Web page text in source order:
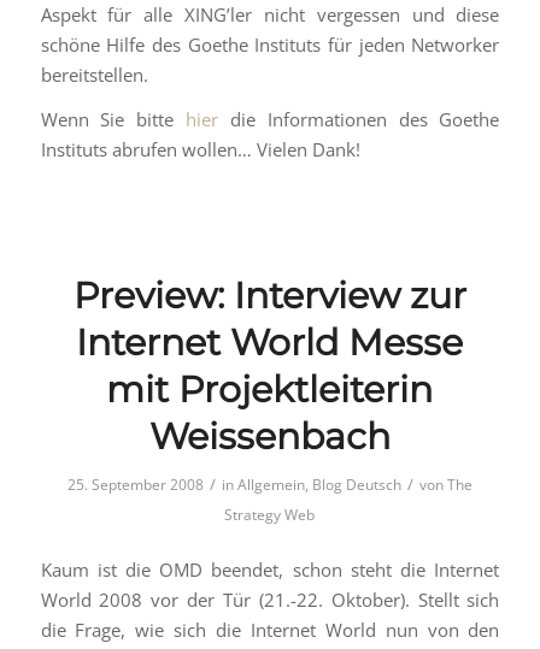
Aspekt für alle XING’ler nicht vergessen und diese
schöne Hilfe des Goethe Instituts für jeden Networker
bereitstellen.
Wenn Sie bitte hier die Informationen des Goethe
Instituts abrufen wollen… Vielen Dank!
Preview: Interview zur
Internet World Messe
mit Projektleiterin
Weissenbach
25. September 2008 / inAllgemein, Blog Deutsch / vonThe
Strategy Web
Kaum ist die OMD beendet, schon steht die Internet
World 2008 vor der Tür (21.-22. Oktober). Stellt sich
die Frage, wie sich die Internet World nun von den